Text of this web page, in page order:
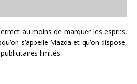
au moins de marquer les esprits,
s’appelle Mazda et qu’on dispose,
limités.